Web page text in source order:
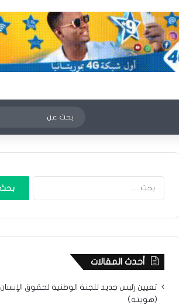
أحدث المقالات
تعيين رئيس جديد للجنة الوطنية لحقوق الإنسان
(هويته)